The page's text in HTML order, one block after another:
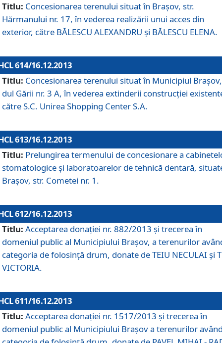
Titlu: Concesionarea terenului situat în Braşov, str.
Hărmanului nr. 17, în vederea realizării unui acces din
exterior, către BĂLESCU ALEXANDRU şi BĂLESCU ELENA.
614/16.12.2013
Titlu: Concesionarea terenului situat în Municipiul
dul Gării nr. 3 A, în vederea extinderii construcţiei
către S.C. Unirea Shopping Center S.A.
613/16.12.2013
Titlu: Prelungirea termenului de concesionare a
stomatologice şi laboratoarelor de tehnică dentară,
Braşov, str. Cometei nr. 1.
612/16.12.2013
Titlu: Acceptarea donaţiei nr. 882/2013 şi trecerea în
domeniul public al Municipiului Braşov, a terenurilor
categoria de folosinţă drum, donate de TEIU NECULAI şi
VICTORIA.
611/16.12.2013
Titlu: Acceptarea donaţiei nr. 1517/2013 şi trecerea în
domeniul public al Municipiului Braşov a terenurilor